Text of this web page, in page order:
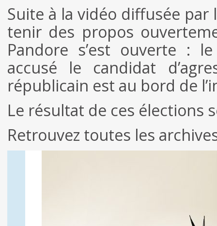
Suite à la vidéo diffusée par
tenir des propos
Pandore s’est ouverte :
accusé le candidat
républicain est au bord de
Le résultat de ces élections
Retrouvez toutes les